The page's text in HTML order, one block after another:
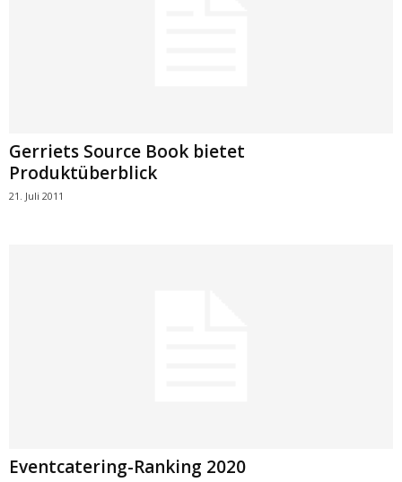
Gerriets Source Book bietet
Produktüberblick
21. Juli 2011
Eventcatering-Ranking 2020